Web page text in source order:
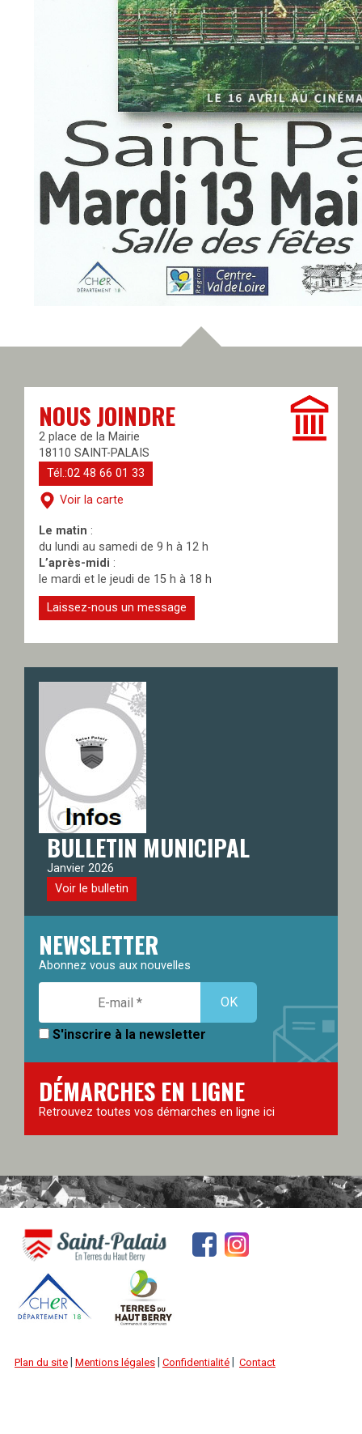
NOUS JOINDRE
2 place de la Mairie
18110 SAINT-PALAIS
Tél.:02 48 66 01 33
Voir la carte
Le matin :
du lundi au samedi de 9 h à 12 h
L’après-midi :
le mardi et le jeudi de 15 h à 18 h
Laissez-nous un message
BULLETIN MUNICIPAL
Janvier 2026
Voir le bulletin
NEWSLETTER
Abonnez vous aux nouvelles
S'inscrire à la newsletter
DÉMARCHES EN LIGNE
Retrouvez toutes vos démarches en ligne ici
Plan du site Mentions légales Confidentialité Contact